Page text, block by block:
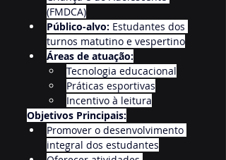
(FMDCA)
Público-alvo: Estudantes dos
turnos matutino e vespertino
Áreas de atuação:
Tecnologia educacional
Práticas esportivas
Incentivo à leitura
Objetivos Principais:
Promover o desenvolvimento
integral dos estudantes